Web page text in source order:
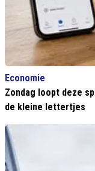
Economie
Zondag loopt deze
de kleine lettertjes